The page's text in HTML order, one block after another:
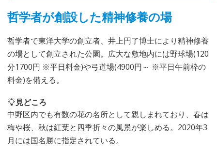
哲学者が創設した精神修養の場
哲学者で東洋大学の創立者、井上円了博士により精神修養
の場として創立された公園。広大な敷地内には野球場(120
分1700円 ※平日料金)や弓道場(4900円～ ※平日午前枠の
料金)を備える。
見どころ
中野区内でも有数の花の名所として親しまれており、春は
梅や桜、秋は紅葉と四季折々の風景が楽しめる。2020年3
月には国名勝に指定されている。